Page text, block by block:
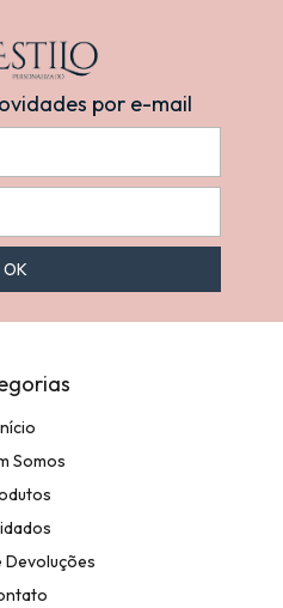
por e-mail
Somos
Devoluções